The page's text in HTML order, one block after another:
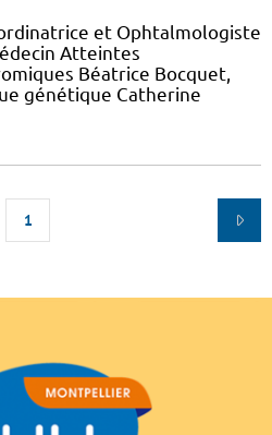
et Ophtalmologiste
Atteintes
Béatrice Bocquet,
génétique Catherine
1